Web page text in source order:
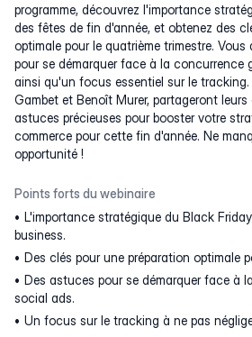
programme, découvrez l'importance
des fêtes de fin d'année, et obtenez des
optimale pour le quatrième trimestre. Vous
pour se démarquer face à la concurrence
ainsi qu'un focus essentiel sur le tracking.
Gambet et Benoît Murer, partageront
astuces précieuses pour booster votre
commerce pour cette fin d'année. Ne
opportunité !
Points forts du webinaire
L'importance stratégique du Black
business.
Des clés pour une préparation optimale
Des astuces pour se démarquer face à
social ads.
Un focus sur le tracking à ne pas